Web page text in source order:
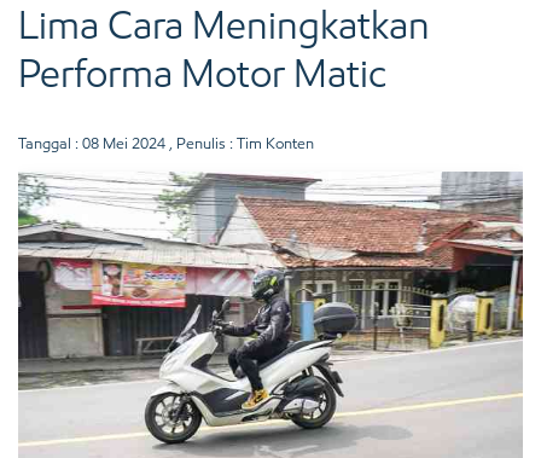
Lima Cara Meningkatkan
Performa Motor Matic
Tanggal : 08 Mei 2024 , Penulis : Tim Konten